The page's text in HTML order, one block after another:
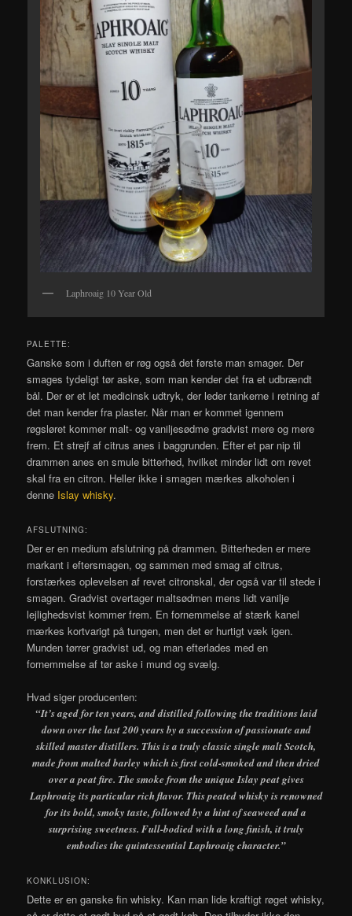
Laphroaig 10 Year Old
PALETTE:
Ganske som i duften er røg også det første man smager. Der
smages tydeligt tør aske, som man kender det fra et udbrændt
bål. Der er et let medicinsk udtryk, der leder tankerne i retning af
det man kender fra plaster. Når man er kommet igennem
røgsløret kommer malt- og vaniljesødme gradvist mere og mere
frem. Et strejf af citrus anes i baggrunden. Efter et par nip til
drammen anes en smule bitterhed, hvilket minder lidt om revet
skal fra en citron. Heller ikke i smagen mærkes alkoholen i
denne Islay whisky.
AFSLUTNING:
Der er en medium afslutning på drammen. Bitterheden er mere
markant i eftersmagen, og sammen med smag af citrus,
forstærkes oplevelsen af revet citronskal, der også var til stede i
smagen. Gradvist overtager maltsødmen mens lidt vanilje
lejlighedsvist kommer frem. En fornemmelse af stærk kanel
mærkes kortvarigt på tungen, men det er hurtigt væk igen.
Munden tørrer gradvist ud, og man efterlades med en
fornemmelse af tør aske i mund og svælg.
Hvad siger producenten:
“It’s aged for ten years, and distilled following the traditions laid
down over the last 200 years by a succession of passionate and
skilled master distillers. This is a truly classic single malt Scotch,
made from malted barley which is first cold-smoked and then dried
over a peat fire. The smoke from the unique Islay peat gives
Laphroaig its particular rich flavor. This peated whisky is renowned
for its bold, smoky taste, followed by a hint of seaweed and a
surprising sweetness. Full-bodied with a long finish, it truly
embodies the quintessential Laphroaig character.”
KONKLUSION:
Dette er en ganske fin whisky. Kan man lide kraftigt røget whisky,